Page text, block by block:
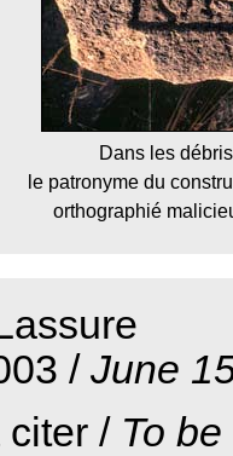
Dans les
le patronyme du
orthographié
/ June
citer / To